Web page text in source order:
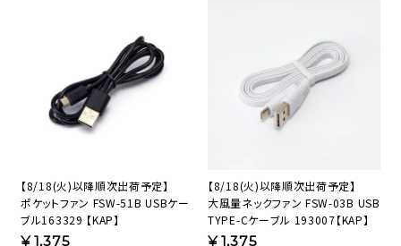
【8/18(火)以降順次出荷予定】
ポケットファン FSW-51B USBケー
ブル163329 【KAP】
¥1,375
【8/18(火)以降順次出荷予定】
大風量ネックファン FSW-03B USB
TYPE-Cケーブル 193007【KAP】
¥1,375